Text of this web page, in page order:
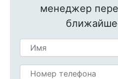
менеджер